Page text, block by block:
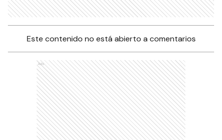
Este contenido no está abierto a comentarios
Ads